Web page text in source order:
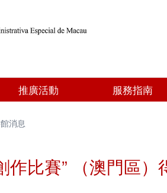
推廣活動 服務指南
消息
作比賽” （澳門區）